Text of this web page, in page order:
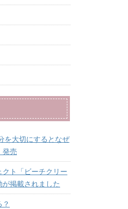
を大切にするとなぜ
発売
ト「ビーチクリー
掲載されました